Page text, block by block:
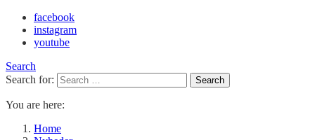
facebook
instagram
youtube
Search
Search for:
Search
You are here:
Home